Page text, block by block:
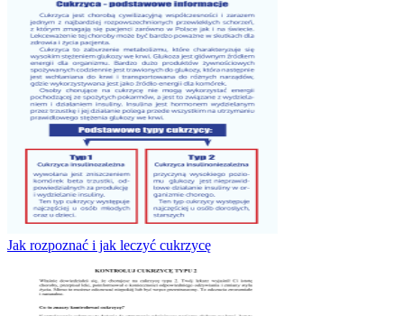
Jak rozpoznać i jak leczyć cukrzycę